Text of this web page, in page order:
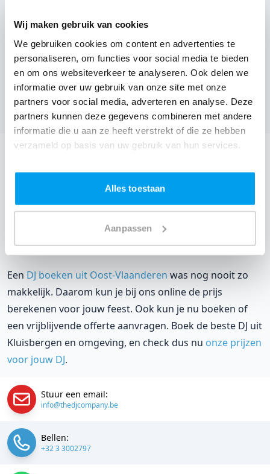
Wij maken gebruik van cookies
We gebruiken cookies om content en advertenties te
personaliseren, om functies voor social media te bieden
en om ons websiteverkeer te analyseren. Ook delen we
informatie over uw gebruik van onze site met onze
partners voor social media, adverteren en analyse. Deze
partners kunnen deze gegevens combineren met andere
informatie die u aan ze heeft verstrekt of die ze hebben
verzameld op basis van uw gebruik van hun services.
Alles toestaan
Aanpassen
Lystoire, Bavikhove
Bekijk alle feestlocaties
tot een reserve DJ. Wij zorgen dat het goed komt. Maar
voordat je een DJ voor jouw feest gaat boeken, wil je
natuurlijk weten wat het kost.
Een DJ boeken uit Oost-Vlaanderen was nog nooit zo
makkelijk. Daarom kun je bij ons online de prijs
berekenen voor jouw feest. Ook kun je nu boeken of
een vrijblijvende offerte aanvragen. Boek de beste DJ uit
Kluisbergen en omgeving, en check dus nu onze prijzen
voor jouw DJ.
Stuur een email:
info@thedjcompany.be
Bellen:
+32 3 3002797